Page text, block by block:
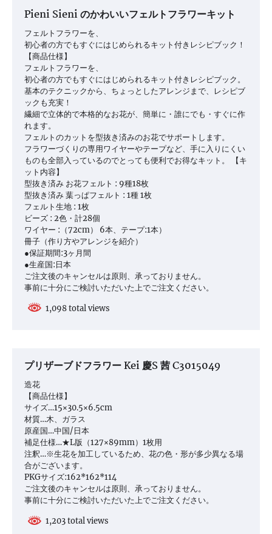
シ
ン
Pieni Sieni のかわいいフェルトフラワーキット
フェルトフラワーを、
初心者の方でもすぐにはじめられるキット付きレシピブック！
【商品仕様】
フェルトフラワーを、
初心者の方でもすぐにはじめられるキット付きレシピブック。
基本のテクニックから、ちょっとしたアレンジまで、レシピブ
ックも充実！
繊細で立体的で本格的なお花が、簡単に・誰にでも・すぐに作
れます。
フェルトのカットを型抜き済みのお花でサポートします。
フラワーづくりの専用ワイヤーやテープなど、手に入りにくい
ものも全部入っているのでとっても便利でお得なキット。 【キ
ット内容】
型抜き済み お花フェルト : 9種18枚
型抜き済み 葉っぱフェルト : 1種 1枚
フェルト生地 : 1枚
ビーズ : 2色・計28個
ワイヤー :（72cm） 6本、テープ:1本）
冊子（作り方やアレンジを紹介）
●保証期間:3ヶ月間
●生産国:日本
ご注文後のキャンセルは原則、承っておりません。
事前に十分にご検討いただいた上でご注文ください。
1,098 total views
プリザーブドフラワー Kei 慶S 茜 C3015049
造花
【商品仕様】
サイズ…15×30.5×6.5cm
材質…木、ガラス
原産国…中国/日本
補足仕様…★L版（127×89mm）1枚用
注釈…※生花を加工しているため、花の色・形が多少異なる場
合がございます。
PKGサイズ:162*162*114
ご注文後のキャンセルは原則、承っておりません。
事前に十分にご検討いただいた上でご注文ください。
1,203 total views